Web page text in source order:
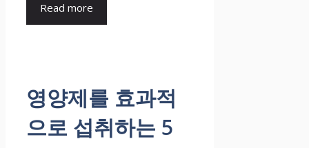
Read more
영양제를 효과적
으로 섭취하는 5